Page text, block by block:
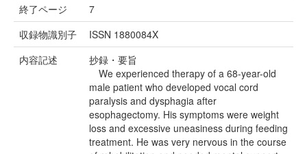
終了ページ
7
収録物識別子
ISSN 1880084X
内容記述
抄録・要旨
We experienced therapy of a 68-year-old
male patient who developed vocal cord
paralysis and dysphagia after
esophagectomy. His symptoms were weight
loss and excessive uneasiness during feeding
treatment. He was very nervous in the course